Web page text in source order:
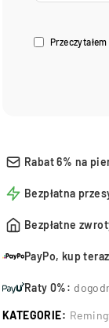
Rabat 6% na
Bezpłatna
Bezpłatne
PayPo, kup
Raty 0%:
KATEGORIE: